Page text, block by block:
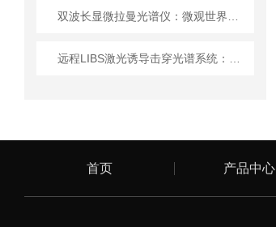
首页 产品中心